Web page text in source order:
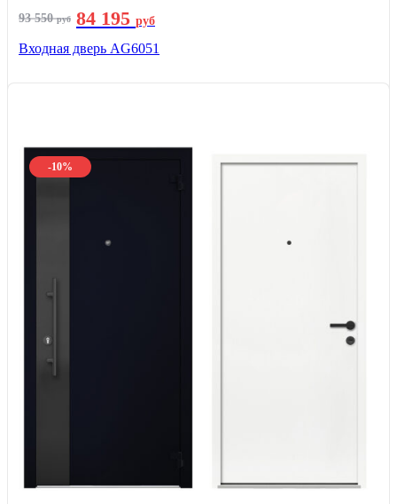
93 550руб 84 195 руб
Входная дверь AG6051
-10%